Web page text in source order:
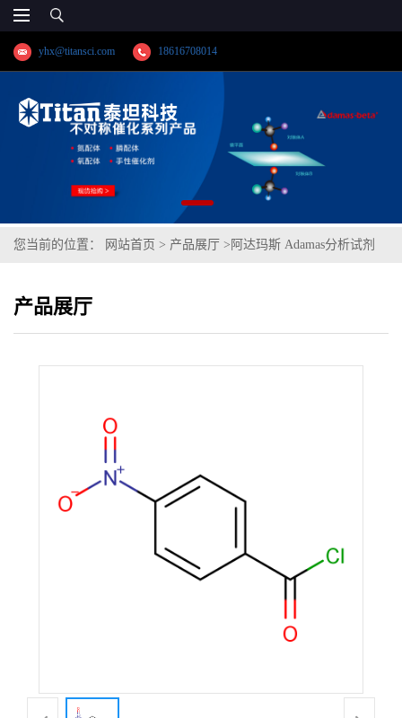
yhx@titansci.com 18616708014
您当前的位置： 网站首页 > 产品展厅 > 阿达玛斯 Adamas分析试剂
产品展厅